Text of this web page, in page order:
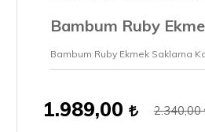
Bambum Ruby
Bambum Ruby Ekmek Saklama
1.989,00 2.340,00